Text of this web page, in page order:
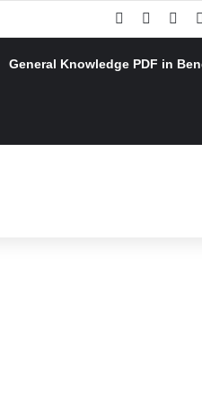
Facebook
General Knowledge PDF in